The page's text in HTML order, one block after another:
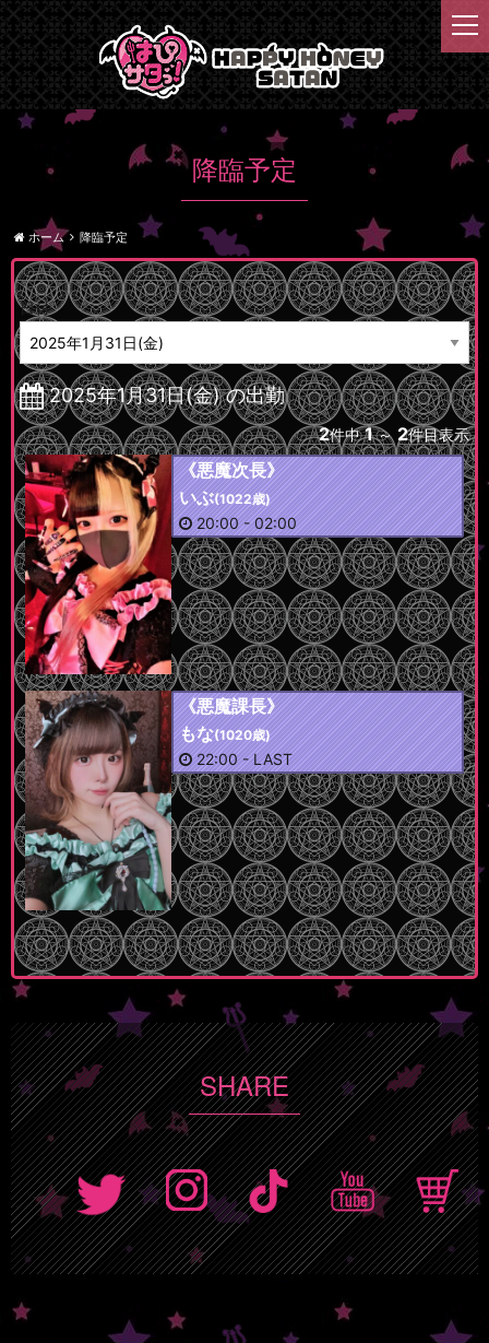
降臨予定
ホーム 降臨予定
日付
2025年1月31日(金) の出勤
2件中1～ 2件目表示
《悪魔次長》
いぶ(1022歳)
20:00-02:00
《悪魔課長》
もな(1020歳)
22:00-LAST
SHARE
t
o
e
n
i
g
a
t
i
o
n